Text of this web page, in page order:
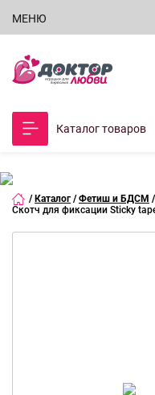
МЕНЮ
Каталог товаров
/ Каталог / Фетиш и БДСМ /
Скотч для фиксации Sticky